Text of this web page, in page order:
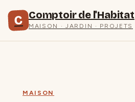
C Comptoir de l'Habitat
MAISON · JARDIN · PROJETS
MAISON